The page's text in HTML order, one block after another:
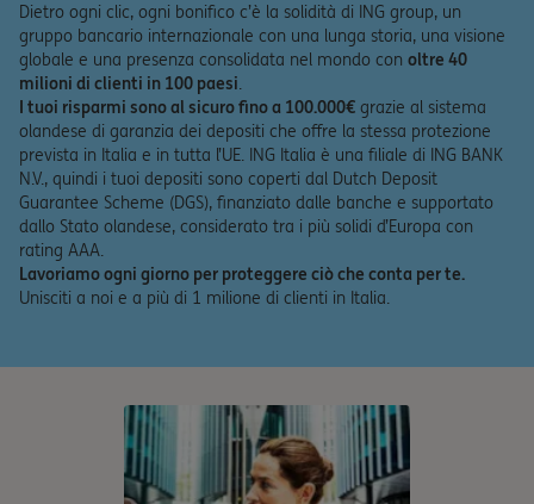
Dietro ogni clic, ogni bonifico c’è la solidità di ING group, un
gruppo bancario internazionale con una lunga storia, una visione
globale e una presenza consolidata nel mondo con oltre 40
milioni di clienti in 100 paesi.
I tuoi risparmi sono al sicuro fino a 100.000€ grazie al sistema
olandese di garanzia dei depositi che offre la stessa protezione
prevista in Italia e in tutta l’UE. ING Italia è una filiale di ING BANK
N.V., quindi i tuoi depositi sono coperti dal Dutch Deposit
Guarantee Scheme (DGS), finanziato dalle banche e supportato
dallo Stato olandese, considerato tra i più solidi d’Europa con
rating AAA.
Lavoriamo ogni giorno per proteggere ciò che conta per te.
Unisciti a noi e a più di 1 milione di clienti in Italia.